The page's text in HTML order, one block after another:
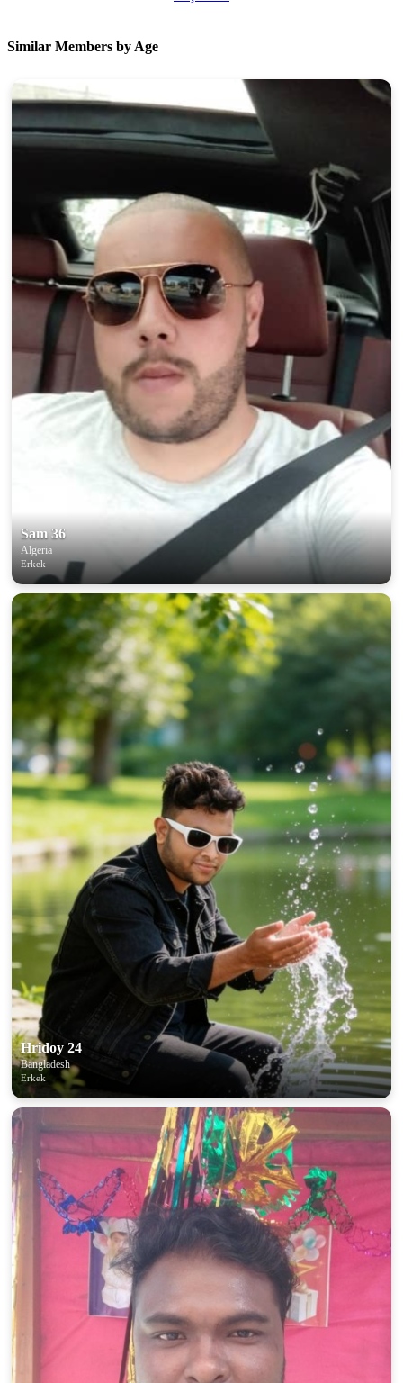
Similar Members by Age
Sam 36
Algeria
Erkek
Hridoy 24
Bangladesh
Erkek
upload your own photo
100% FREE